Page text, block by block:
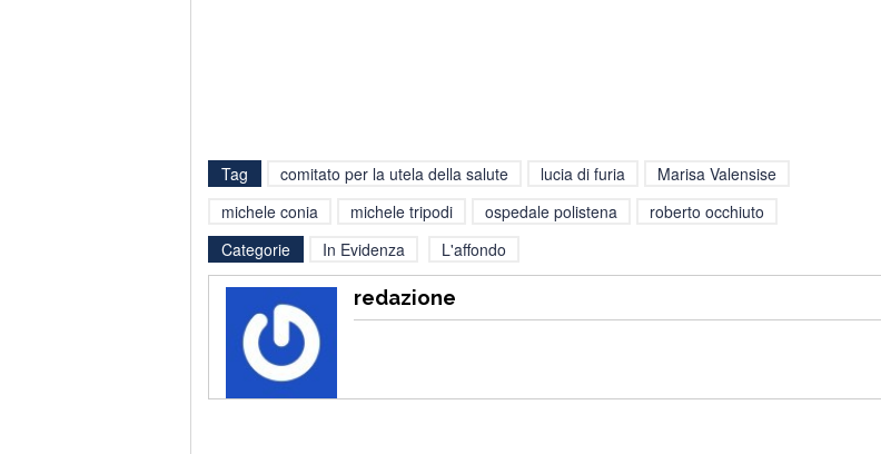
Tag comitato per la utela della salute lucia di furia
Marisa Valensise
michele conia
michele tripodi ospedale polistena
roberto occhiuto
Categorie
In Evidenza L'affondo
redazione